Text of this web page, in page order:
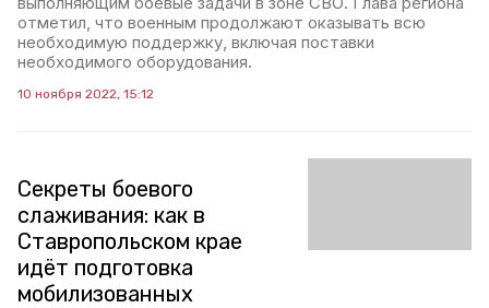
отметил, что военным продолжают оказывать всю
необходимую поддержку, включая поставки
необходимого оборудования.
10 ноября 2022, 15:12
Секреты боевого
слаживания: как в
Ставропольском крае
идёт подготовка
мобилизованных